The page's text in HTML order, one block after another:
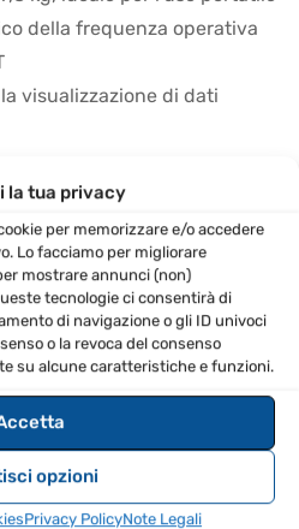
la tua privacy
per memorizzare e/o accedere
Lo facciamo per migliorare
mostrare annunci (non)
tecnologie ci consentirà di
di navigazione o gli ID univoci
o la revoca del consenso
su alcune caratteristiche e funzioni.
opzioni
Privacy PolicyNote Legali
della frequenza operativa
visualizzazione di dati
500S
12m, 10m, 6m, 4m